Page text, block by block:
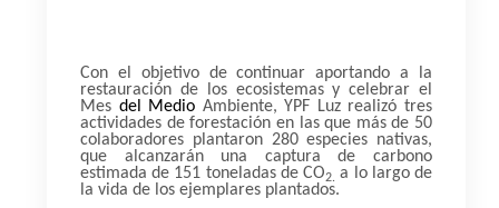
Con el objetivo de continuar aportando a la
restauración de los ecosistemas y celebrar el
Mes del Medio Ambiente, YPF Luz realizó tres
actividades de forestación en las que más de 50
colaboradores plantaron 280 especies nativas,
que alcanzarán una captura de carbono
estimada de 151 toneladas de CO2. a lo largo de
la vida de los ejemplares plantados.